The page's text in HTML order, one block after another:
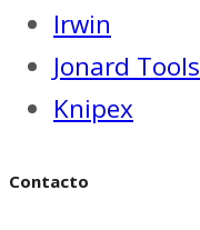
Irwin
Jonard Tools
Knipex
Contacto